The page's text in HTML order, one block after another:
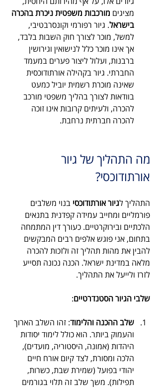
מציגים מורכבות משפטית ניכרת בהכרה
בישראל. גיור רפורמי וקונסרבטיבי,
למשל, מוכר לצורך חוק השבות בלבד,
אך אינו מוכר כלל לנישואין וגירושין
ברבנות, ועלול ליצור פערים במעמד
החברתי. גיור בקהילה אורתודוכסית
שאינה מוכרת רשמית יוביל כמעט
בוודאות לצורך בהליך משפטי מורכב
להכרה, ולעיתים קרובות אינו זוכה
להכרה חברתית נרחבת.
מה התהליך של גיור
אורתודוכסי?
התהליך לגיור אורתודוכסי בנוי משלבים
פורמליים ומחייב עמידה קפדנית בתנאים
הלכתיים ובירוקרטיים. כעורך דין המתמחה
בתחום, אני פוגש אלפים רבים המבקשים
להבין את מהות תהליך זה ולזכות להכרה
מלאה במדינת ישראל. הכנה נכונה תסייע
לזרז ולייעל את התהליך.
שלבי הגיור הסטנדרטיים:
שלב ההכנה והלימוד: זהו השלב הארוך
והעמוק ביותר. הוא כולל לימוד יסודות
היהדות (אמונה, היסטוריה, מועדים),
הלכה ומסורת, לצד קיום אורח חיים
יהודי בפועל (שמירת שבת, כשרות,
תפילות). משך שלב זה תלוי בגורמים